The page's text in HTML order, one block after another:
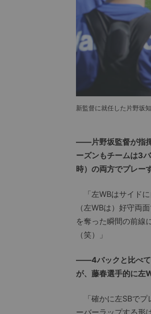
新監督に就任した片野坂
――片野坂監督が指
ーズンもチームは3
時）の両方でプレー
「左WBはサイドに
（左WBは）好守両
を奪った瞬間の前線
（笑）」
――4バックと比べて
が、藤春選手的に左
「確かに左SBでプ
ーバーラップする形